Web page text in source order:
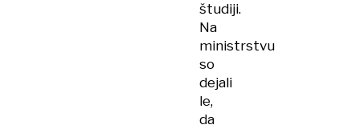
študiji.
Na
ministrstvu
so
dejali
le,
da